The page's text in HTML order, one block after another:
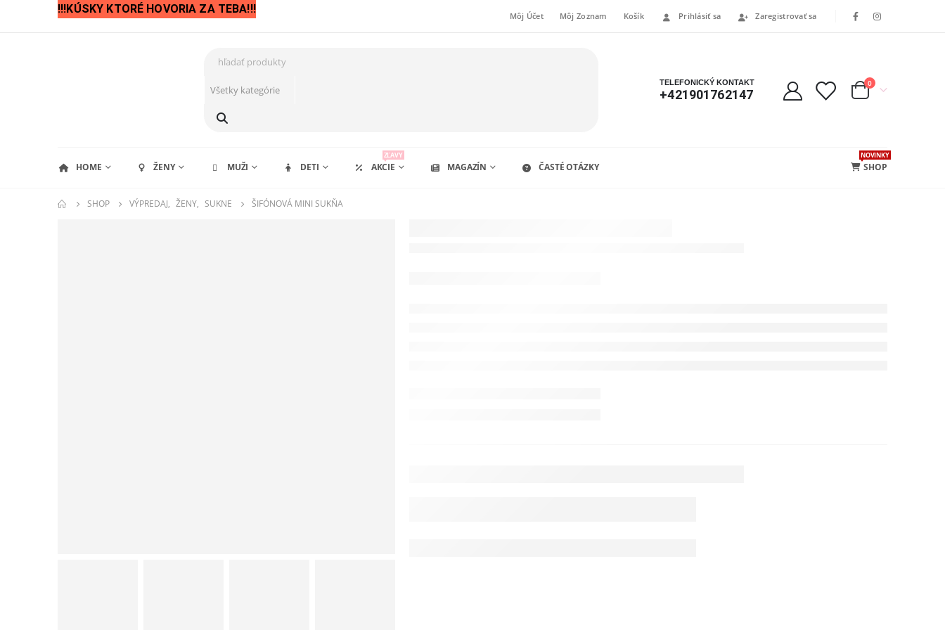
!!!KÚSKY KTORÉ HOVORIA ZA TEBA!!!
Môj Účet Môj Zoznam Košík Prihlásiť sa Zaregistrovať sa
TELEFONICKÝ KONTAKT
+421901762147
0
HOME ŽENY MUŽI DETI AKCIE
ZĽAVY
MAGAZÍN ČASTÉ OTÁZKY SHOP
NOVINKY
SHOP VÝPREDAJ, ŽENY, SUKNE ŠIFÓNOVÁ MINI SUKŇA